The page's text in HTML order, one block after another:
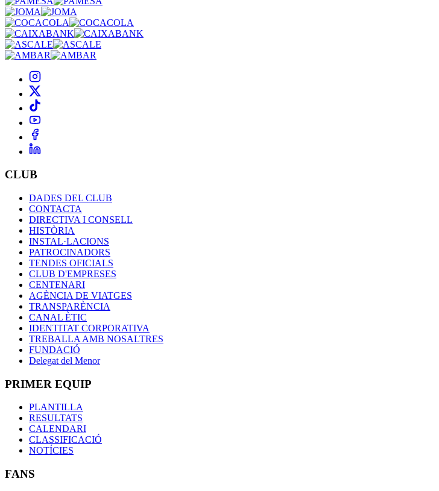
CLUB
DADES DEL CLUB
CONTACTA
DIRECTIVA I CONSELL
HISTÒRIA
INSTAL·LACIONS
PATROCINADORS
TENDES OFICIALS
CLUB D'EMPRESES
CENTENARI
AGÈNCIA DE VIATGES
TRANSPARÈNCIA
CANAL ÈTIC
IDENTITAT CORPORATIVA
TREBALLA AMB NOSALTRES
FUNDACIÓ
Delegat del Menor
PRIMER EQUIP
PLANTILLA
RESULTATS
CALENDARI
CLASSIFICACIÓ
NOTÍCIES
FANS